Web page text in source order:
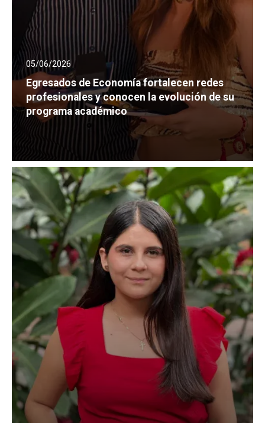
05/06/2026
Egresados de Economía fortalecen redes
profesionales y conocen la evolución de su
programa académico